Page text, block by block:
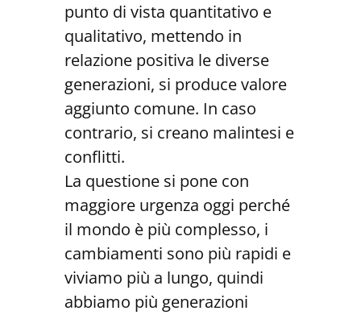
punto di vista quantitativo e
qualitativo, mettendo in
relazione positiva le diverse
generazioni, si produce valore
aggiunto comune. In caso
contrario, si creano malintesi e
conflitti.
La questione si pone con
maggiore urgenza oggi perché
il mondo è più complesso, i
cambiamenti sono più rapidi e
viviamo più a lungo, quindi
abbiamo più generazioni